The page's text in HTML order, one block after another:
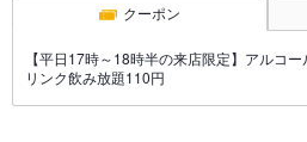
クーポン
【平日17時～18時半の来店限定】アルコ
リンク飲み放題110円